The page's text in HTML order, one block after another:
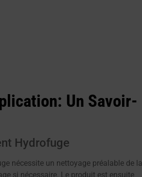
Un Savoir-
Hydrofuge
nécessite un nettoyage préalable de la
si nécessaire. Le produit est ensuite